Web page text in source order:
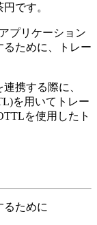
です。
プリケーション
ために、トレー
携する際に、
を用いてトレー
を使用したト
るために